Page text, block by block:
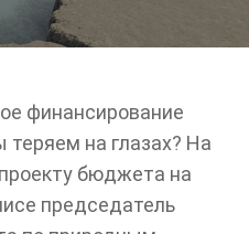
финансирование
на глазах? На
бюджета на
председатель